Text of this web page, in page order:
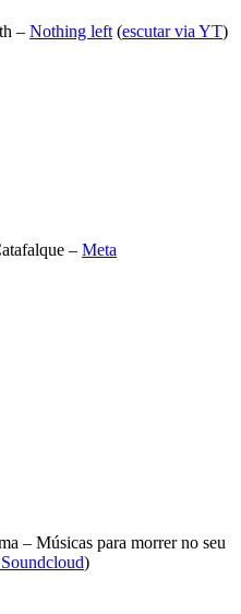
– Nothing left (escutar via YT)
– Meta
– Músicas para morrer no seu
)